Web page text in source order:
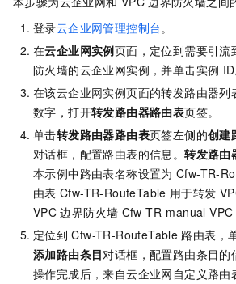
登录云企业网管理控制台。
在云企业网实例页面，定位到需要引流
防火墙的云企业网实例，并单击实例 ID
在该云企业网实例页面的转发路由器列
数字，打开转发路由器路由表页签。
单击转发路由器路由表页签左侧的创建
对话框，配置路由表的信息。转发路由
本示例中路由表名称设置为 Cfw-TR-
由表 Cfw-TR-RouteTable 用于转发
VPC 边界防火墙 Cfw-TR-manual-VPC
定位到 Cfw-TR-RouteTable 路由表，
添加路由条目对话框，配置路由条目的
操作完成后，来自云企业网自定义路由